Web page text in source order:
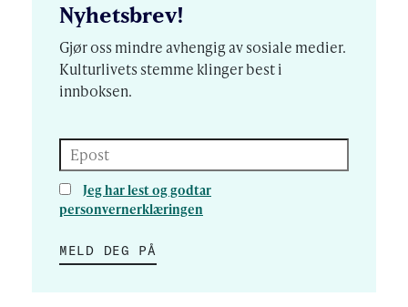
Nyhetsbrev!
Gjør oss mindre avhengig av sosiale medier.
Kulturlivets stemme klinger best i
innboksen.
Epost
Jeg har lest og godtar
personvernerklæringen
MELD DEG PÅ